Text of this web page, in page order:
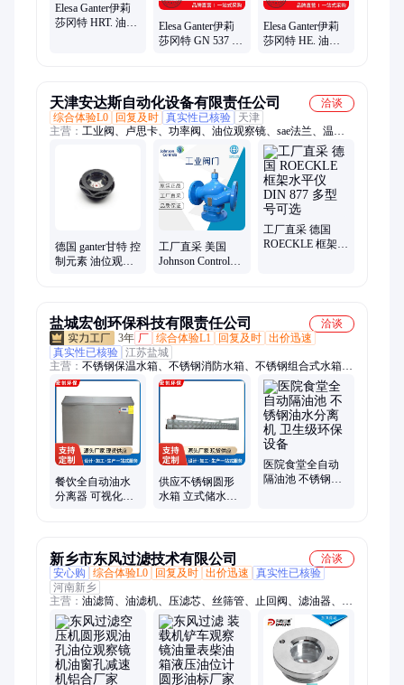
Elesa Ganter伊莉
莎冈特 HRT. 油位
Elesa Ganter伊莉
莎冈特 GN 537 油
Elesa Ganter伊莉
莎冈特 HE. 油位
天津安达斯自动化设备有限责任公司
洽谈
综合体验L0
回复及时 真实性已核验
天津
主营： 工业阀、卢思卡、功率阀、油位观察镜、sae法兰、温控
机、轴芯锁、计量阀、单向阀、减速机、齿轮箱、德国wtb、测
量仪、继电器、螺杆泵、超声波、冷水机、油脂枪、柱塞泵、接
触器、点胶阀、连接器、传感器、调节阀、球轴承、控制阀
德国 ganter甘特 控
制元素 油位观察
工厂直采 美国
Johnson Controls
工厂直采 德国
ROECKLE 框架水
盐城宏创环保科技有限责任公司
洽谈
3年 厂 综合体验L1 回复及时 出价迅速
真实性已核验 江苏盐城
主营： 不锈钢保温水箱、不锈钢消防水箱、不锈钢组合式水箱、
消防用水水箱、不锈钢生活水箱、不锈钢方形水箱、学校洗浴水
箱、浴室保温水箱、居民楼用水水箱、地埋水箱、定制不锈钢水
箱、工厂静置水箱、冷却塔循环用水水箱、工业用水水箱、屋顶
消防水箱、工厂循环水箱、组合不锈钢水箱、保温不锈钢水箱、
18吨不锈钢水箱、20吨不锈钢水箱、蓄水池水箱、商场用水水
箱、304不锈钢焊接水箱、定制工厂水箱、消防供水水箱
餐饮全自动油水
分离器 可视化油
供应不锈钢圆形
水箱 立式储水罐
医院食堂全自动
隔油池 不锈钢油
新乡市东风过滤技术有限公司
洽谈
安心购
综合体验L0 回复及时 出价迅速
真实性已核验
河南新乡
主营： 油滤筒、油滤机、压滤芯、丝筛管、止回阀、滤油器、过
滤芯、吸滤芯、计数器、测试仪、活性炭、油滤芯、滤油机、过
滤网、呼吸器、过滤头、发讯器、拖拉机、试验台、真空泵、滤
清器、空滤筒、过滤棉、水滤芯、除尘器